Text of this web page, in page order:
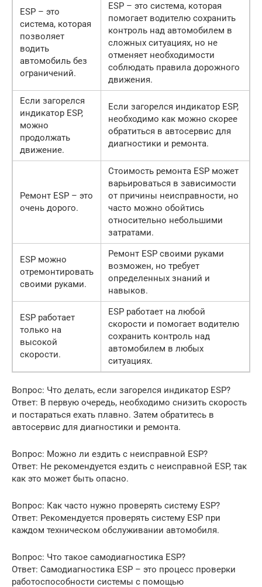
ESP – это
система, которая
позволяет
водить
автомобиль без
ограничений.
ESP – это система, которая
помогает водителю сохранить
контроль над автомобилем в
сложных ситуациях, но не
отменяет необходимости
соблюдать правила дорожного
движения.
Если загорелся
индикатор ESP,
можно
продолжать
движение.
Если загорелся индикатор ESP,
необходимо как можно скорее
обратиться в автосервис для
диагностики и ремонта.
Ремонт ESP – это
очень дорого.
Стоимость ремонта ESP может
варьироваться в зависимости
от причины неисправности, но
часто можно обойтись
относительно небольшими
затратами.
ESP можно
отремонтировать
своими руками.
Ремонт ESP своими руками
возможен, но требует
определенных знаний и
навыков.
ESP работает
только на
высокой
скорости.
ESP работает на любой
скорости и помогает водителю
сохранить контроль над
автомобилем в любых
ситуациях.
Вопрос: Что делать, если загорелся индикатор ESP?
Ответ: В первую очередь, необходимо снизить скорость
и постараться ехать плавно. Затем обратитесь в
автосервис для диагностики и ремонта.
Вопрос: Можно ли ездить с неисправной ESP?
Ответ: Не рекомендуется ездить с неисправной ESP, так
как это может быть опасно.
Вопрос: Как часто нужно проверять систему ESP?
Ответ: Рекомендуется проверять систему ESP при
каждом техническом обслуживании автомобиля.
Вопрос: Что такое самодиагностика ESP?
Ответ: Самодиагностика ESP – это процесс проверки
работоспособности системы с помощью